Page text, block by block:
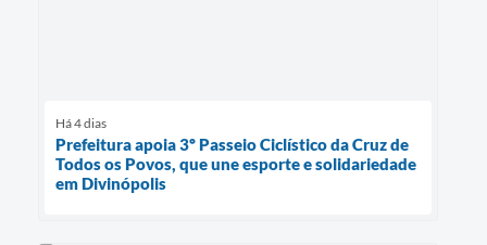
Há 4 dias
Prefeitura apoia 3º Passeio Ciclístico da Cruz de
Todos os Povos, que une esporte e solidariedade
em Divinópolis